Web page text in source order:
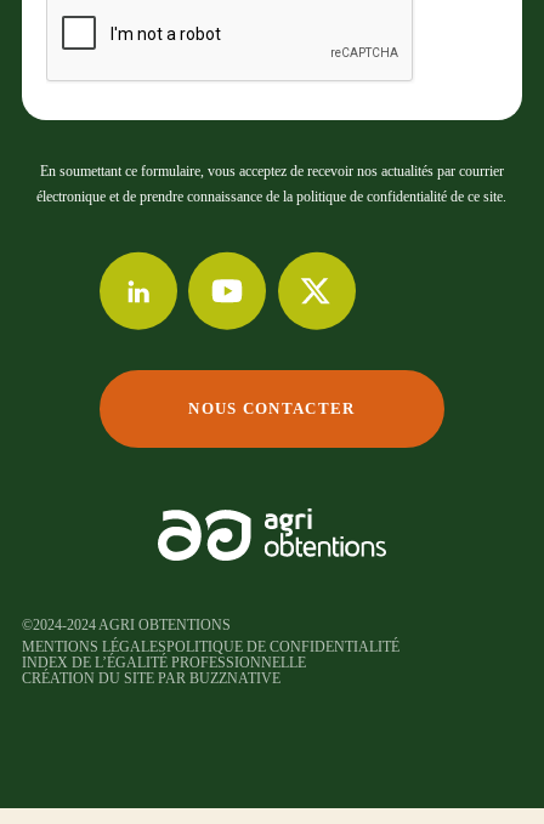
En soumettant ce formulaire, vous acceptez de recevoir nos actualités par courrier
électronique et de prendre connaissance de la politique de confidentialité de ce site.
NOUS CONTACTER
©2024-2024 AGRI OBTENTIONS
MENTIONS LÉGALESPOLITIQUE DE CONFIDENTIALITÉ
INDEX DE L’ÉGALITÉ PROFESSIONNELLE
CRÉATION DU SITE PAR BUZZNATIVE